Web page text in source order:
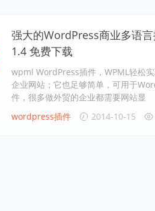
强大的WordPress商业多语
1.4 免费下载
wpml WordPress插件，WPML轻松
企业网站；它也足够简单，可用于
件，很多做外贸的企业都需要网站显
wordpress插件
2014-10-15